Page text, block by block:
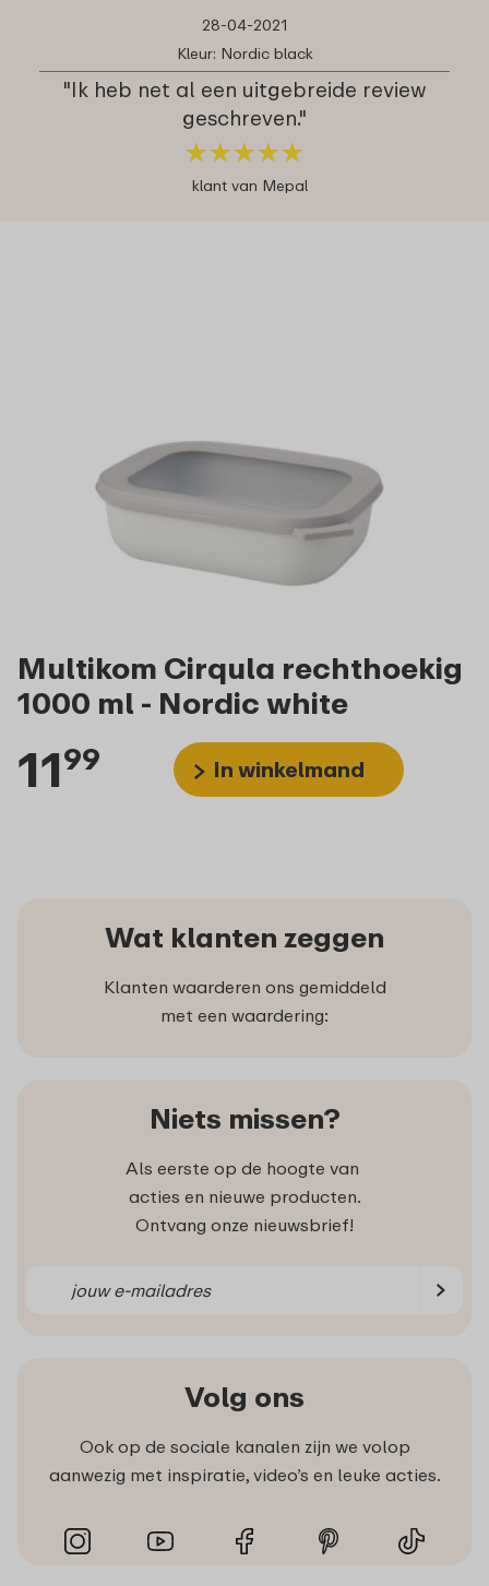
28-04-2021
Kleur: Nordic black
"Ik heb net al een uitgebreide review
geschreven."
★★★★★
★★★★★
klant van Mepal
Multikom Cirqula rechthoekig
1000 ml - Nordic white
1199 In winkelmand
Wat klanten zeggen
Klanten waarderen ons gemiddeld
met een waardering:
Niets missen?
Als eerste op de hoogte van
acties en nieuwe producten.
Ontvang onze nieuwsbrief!
Volg ons
Ook op de sociale kanalen zijn we volop
aanwezig met inspiratie, video’s en leuke acties.